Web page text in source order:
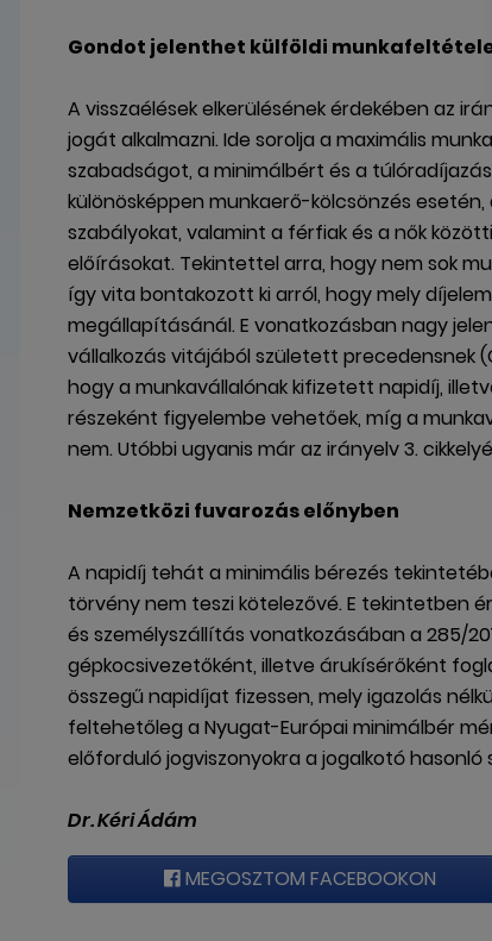
Gondot jelenthet külföldi
A visszaélések elkerülésének érdekében az
jogát alkalmazni. Ide sorolja a maximális
szabadságot, a minimálbért és a
különösképpen munkaerő-kölcsönzés
szabályokat, valamint a férfiak és a nők
előírásokat. Tekintettel arra, hogy nem sok
így vita bontakozott ki arról, hogy mely
megállapításánál. E vonatkozásban nagy
vállalkozás vitájából született precedensnek
hogy a munkavállalónak kifizetett napidíj,
részeként figyelembe vehetőek, míg a
nem. Utóbbi ugyanis már az irányelv 3.
Nemzetközi fuvarozás előnyben
A napidíj tehát a minimális bérezés
törvény nem teszi kötelezővé. E tekintetben
és személyszállítás vonatkozásában a 285/
gépkocsivezetőként, illetve árukísérőként
összegű napidíjat fizessen, mely igazolás
feltehetőleg a Nyugat-Európai minimálbér
előforduló jogviszonyokra a jogalkotó
Dr. Kéri Ádám
MEGOSZTOM FACEBOOKON